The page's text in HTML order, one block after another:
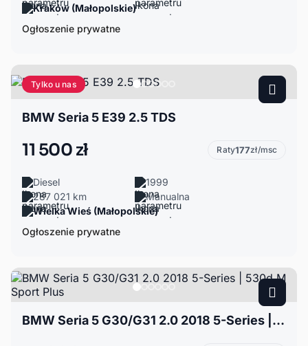
Kraków (Małopolskie)
Ogłoszenie prywatne
Tylko u nas
BMW Seria 5 E39 2.5 TDS
11 500 zł Raty177zł/msc
Diesel
1999
287 021 km
Manualna
Wielka Wieś (Małopolskie)
Ogłoszenie prywatne
BMW Seria 5 G30/G31 2.0 2018 5-Series | 530d M Sport Plus